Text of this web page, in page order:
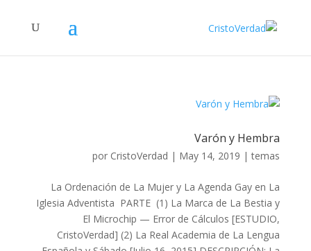
Varón y Hembra
por CristoVerdad | May 14, 2019 |temas
La Ordenación de La Mujer y La Agenda Gay en La
Iglesia Adventista PARTE (1) La Marca de La Bestia y
El Microchip — Error de Cálculos [ESTUDIO,
CristoVerdad] (2) La Real Academia de La Lengua